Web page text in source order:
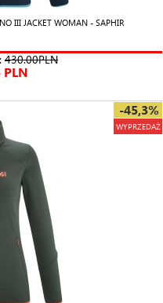
III JACKET WOMAN - SAPHIR
430.00PLN
PLN
-45,3%
WYPRZEDAŻ